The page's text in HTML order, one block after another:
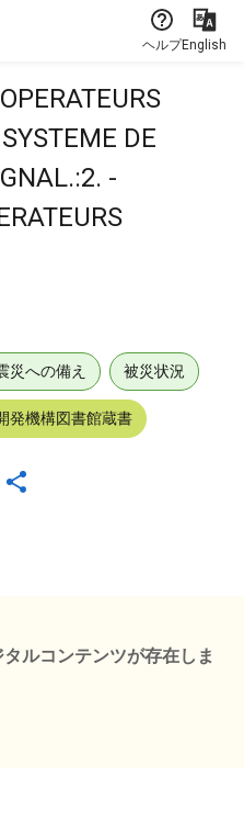
ヘルプEnglish
DE
-
災への備え 被災状況
発機構図書館蔵書
ルコンテンツが存在しま